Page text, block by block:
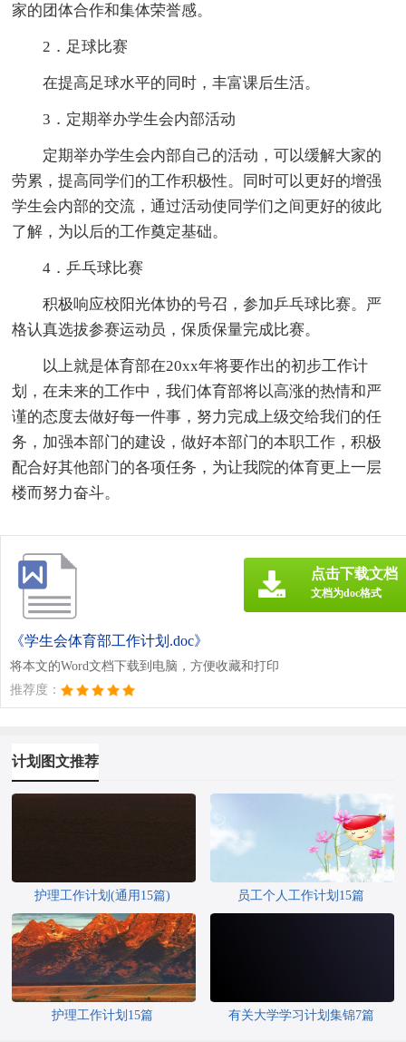
家的团体合作和集体荣誉感。
2．足球比赛
在提高足球水平的同时，丰富课后生活。
3．定期举办学生会内部活动
定期举办学生会内部自己的活动，可以缓解大家的
劳累，提高同学们的工作积极性。同时可以更好的增强
学生会内部的交流，通过活动使同学们之间更好的彼此
了解，为以后的工作奠定基础。
4．乒乓球比赛
积极响应校阳光体协的号召，参加乒乓球比赛。严
格认真选拔参赛运动员，保质保量完成比赛。
以上就是体育部在20xx年将要作出的初步工作计
划，在未来的工作中，我们体育部将以高涨的热情和严
谨的态度去做好每一件事，努力完成上级交给我们的任
务，加强本部门的建设，做好本部门的本职工作，积极
配合好其他部门的各项任务，为让我院的体育更上一层
楼而努力奋斗。
《学生会体育部工作计划.doc》
将本文的Word文档下载到电脑，方便收藏和打印
推荐度：
点击下载文档
文档为doc格式
计划图文推荐
护理工作计划(通用15篇) 员工个人工作计划15篇
护理工作计划15篇 有关大学学习计划集锦7篇